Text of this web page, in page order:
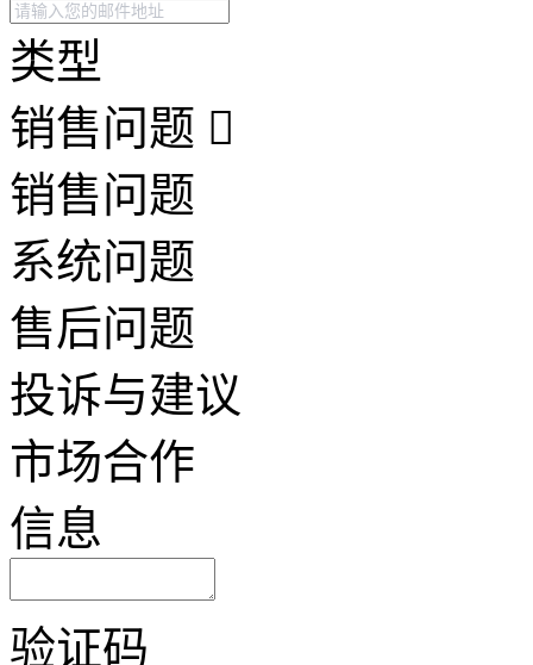
类型
销售问题
销售问题
系统问题
售后问题
投诉与建议
市场合作
信息
验证码